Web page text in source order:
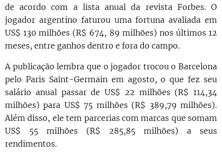
de acordo com a lista anual da revista Forbes. O
jogador argentino faturou uma fortuna avaliada em
US$ 130 milhões (R$ 674, 89 milhões) nos últimos 12
meses, entre ganhos dentro e fora do campo.
A publicação lembra que o jogador trocou o Barcelona
pelo Paris Saint-Germain em agosto, o que fez seu
salário anual passar de US$ 22 milhões (R$ 114,34
milhões) para US$ 75 milhões (R$ 389,79 milhões).
Além disso, ele tem parcerias com marcas que somam
US$ 55 milhões (R$ 285,85 milhões) a seus
rendimentos.